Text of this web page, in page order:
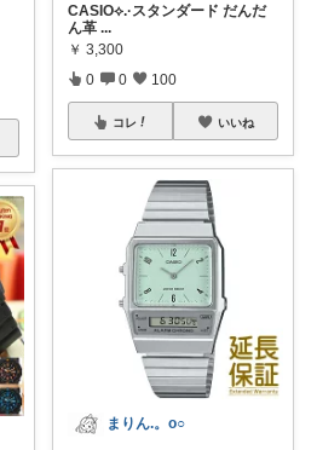
CASIO⟡.·スタンダード だんだ
ん革 ...
￥ 3,300
0 0 100
コレ いいね
まりん.。o○